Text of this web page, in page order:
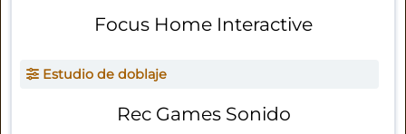
Focus Home Interactive
Estudio de doblaje
Rec Games Sonido